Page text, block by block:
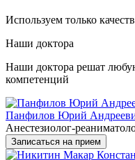
Используем только
Наши доктора
Наши доктора решат
компетенций
Панфилов Юрий
Анестезиолог-
Записаться на прием